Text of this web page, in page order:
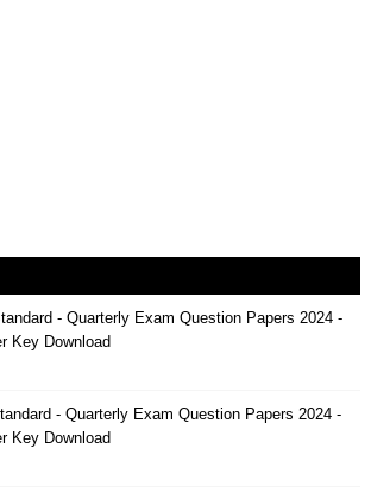
- Quarterly Exam Question Papers 2024 -
Key Download
- Quarterly Exam Question Papers 2024 -
Key Download